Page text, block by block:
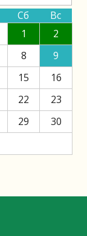
Сб
Вс
1
2
8
9
15
16
22
23
29
30